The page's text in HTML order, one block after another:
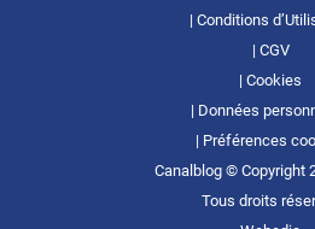
Conditions
CGV
Cookies
Données
Préférences
Canalblog © Copyright
Tous droits